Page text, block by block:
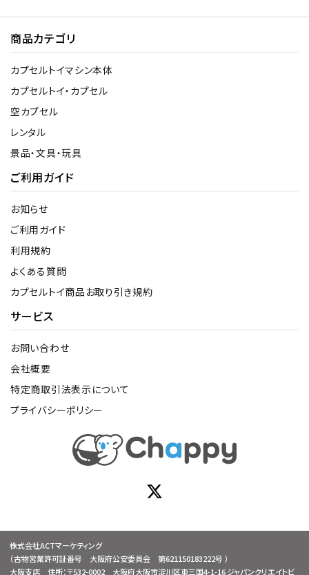
商品カテゴリ
カプセルトイマシン本体
カプセルトイ・カプセル
空カプセル
レンタル
景品・文具・玩具
ご利用ガイド
お知らせ
ご利用ガイド
利用規約
よくある質問
カプセルトイ商品お取り引き規約
サービス
お問い合わせ
会社概要
特定商取引法表示について
プライバシーポリシー
株式会社ACTマーケティング
（古物営業許可証番号 大阪府公安委員会 第621150183222号 ）
大阪支店 住所：〒532-0002 大阪府大阪市淀川区東三国4-1-16 ジャパンクリエイトビ